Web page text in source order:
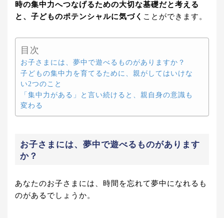
時の集中力へつなげるための大切な基礎だと考える
と、子どものポテンシャルに気づく ことができます。
目次
お子さまには、夢中で遊べるものがありますか？
子どもの集中力を育てるために、親がしてはいけな
い2つのこと
「集中力がある」と言い続けると、親自身の意識も
変わる
お子さまには、夢中で遊べるものがあります
か？
あなたのお子さまには、時間を忘れて夢中になれるも
のがあるでしょうか。